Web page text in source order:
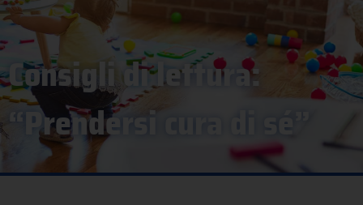
Consigli di lettura:
“Prendersi cura di sé”